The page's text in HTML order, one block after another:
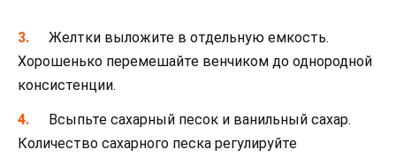
Желтки выложите в отдельную емкость.
Хорошенько перемешайте венчиком до однородной
консистенции.
Всыпьте сахарный песок и ванильный сахар.
Количество сахарного песка регулируйте